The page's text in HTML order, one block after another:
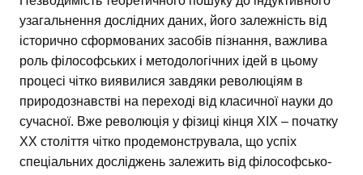
узагальнення дослідних даних, його залежність від
історично сформованих засобів пізнання, важлива
роль філософських і методологічних ідей в цьому
процесі чітко виявилися завдяки революціям в
природознавстві на переході від класичної науки до
сучасної. Вже революція у фізиці кінця XIX – початку
XX століття чітко продемонструвала, що успіх
спеціальних досліджень залежить від філософсько-